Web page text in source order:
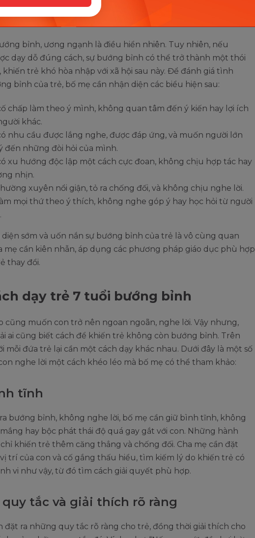
tình trạng bướng bỉnh của trẻ
bỉnh, ương ngạnh là điều hiển nhiên. Tuy nhiên, nếu
dạy dỗ đúng cách, sự bướng bỉnh có thể trở thành một thói
khiến trẻ khó hòa nhập với xã hội sau này. Để đánh giá tình
bỉnh của trẻ, bố mẹ cần nhận diện các biểu hiện sau:
chấp làm theo ý mình, không quan tâm đến ý kiến hay lợi ích
khác.
nhu cầu được lắng nghe, được đáp ứng, và muốn người lớn
đến những đòi hỏi của mình.
xu hướng độc lập một cách cực đoan, không chịu hợp tác hay
nhịn.
xuyên nổi giận, tỏ ra chống đối, và không chịu nghe lời.
mọi thứ theo ý thích, không nghe góp ý hay học hỏi từ người
diện sớm và uốn nắn sự bướng bỉnh của trẻ là vô cùng quan
mẹ cần kiên nhẫn, áp dụng các phương pháp giáo dục phù hợp
thay đổi.
dạy trẻ 7 tuổi bướng bỉnh
cũng muốn con trở nên ngoan ngoãn, nghe lời. Vậy nhưng,
ai cũng biết cách để khiến trẻ không còn bướng bỉnh. Trên
mỗi đứa trẻ lại cần một cách dạy khác nhau. Dưới đây là một số
nghe lời một cách khéo léo mà bố mẹ có thể tham khảo:
tĩnh
bướng bỉnh, không nghe lời, bố mẹ cần giữ bình tĩnh, không
hay bộc phát thái độ quá gay gắt với con. Những hành
khiến trẻ thêm căng thẳng và chống đối. Cha mẹ cần đặt
trí của con và cố gắng thấu hiểu, tìm kiếm lý do khiến trẻ có
vi như vậy, từ đó tìm cách giải quyết phù hợp.
tắc và giải thích rõ ràng
đặt ra những quy tắc rõ ràng cho trẻ, đồng thời giải thích cho